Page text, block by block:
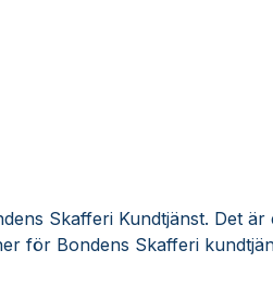
Skafferi Kundtjänst. Det
för Bondens Skafferi